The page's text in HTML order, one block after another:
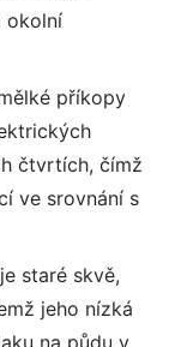
okolní
příkopy
čtvrtích, čímž
ve srovnání s
staré skvě,
jeho nízká
na půdu v